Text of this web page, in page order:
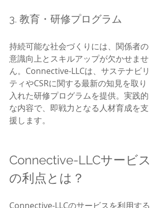
3. 教育・研修プログラム
持続可能な社会づくりには、関係者の
意識向上とスキルアップが欠かせませ
ん。Connective-LLCは、サステナビリ
ティやCSRに関する最新の知見を取り
入れた研修プログラムを提供。実践的
な内容で、即戦力となる人材育成を支
援します。
Connective-LLCサービス
の利点とは？
Connective-LLCのサービスを利用する